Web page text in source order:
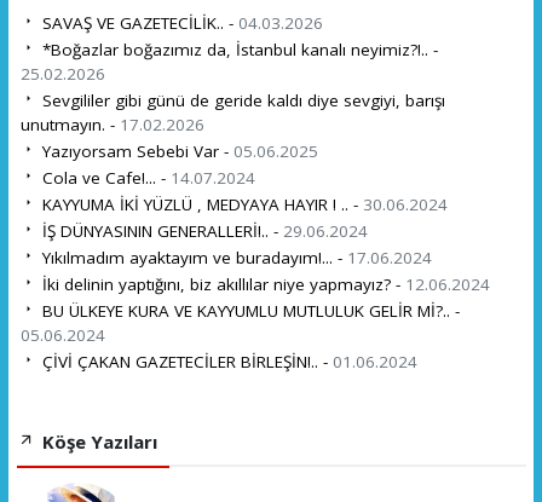
SAVAŞ VE GAZETECİLİK.. - 04.03.2026
*Boğazlar boğazımız da, İstanbul kanalı neyimiz?!.. -
25.02.2026
Sevgililer gibi günü de geride kaldı diye sevgiyi, barışı
unutmayın. - 17.02.2026
Yazıyorsam Sebebi Var - 05.06.2025
Cola ve Cafe!... - 14.07.2024
KAYYUMA İKİ YÜZLÜ , MEDYAYA HAYIR ! .. - 30.06.2024
İŞ DÜNYASININ GENERALLERİ!.. - 29.06.2024
Yıkılmadım ayaktayım ve buradayım!... - 17.06.2024
İki delinin yaptığını, biz akıllılar niye yapmayız? - 12.06.2024
BU ÜLKEYE KURA VE KAYYUMLU MUTLULUK GELİR Mİ?.. -
05.06.2024
ÇİVİ ÇAKAN GAZETECİLER BİRLEŞİN!.. - 01.06.2024
Köşe Yazıları